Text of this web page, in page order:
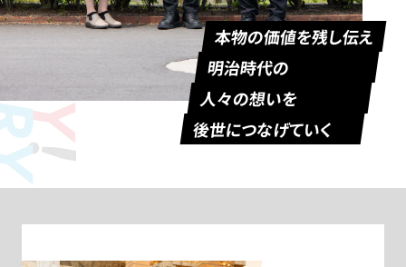
本物の価値を残し伝え
明治時代の
人々の想いを
後世につなげていく